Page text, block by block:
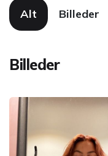
Alt Billeder
Billeder